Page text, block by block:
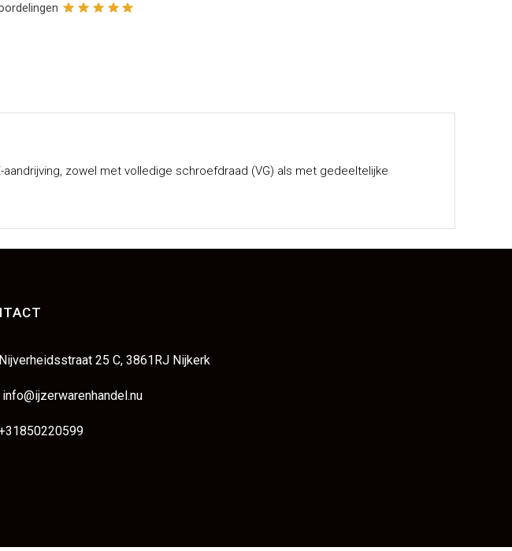
zowel met volledige schroefdraad (VG) als met gedeeltelijke
Nijverheidsstraat 25 C, 3861RJ Nijkerk
info@ijzerwarenhandel.nu